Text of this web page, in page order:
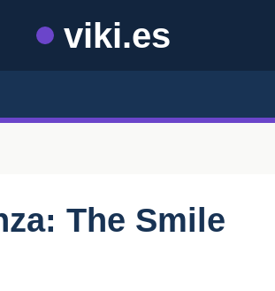
viki.es
The Smile